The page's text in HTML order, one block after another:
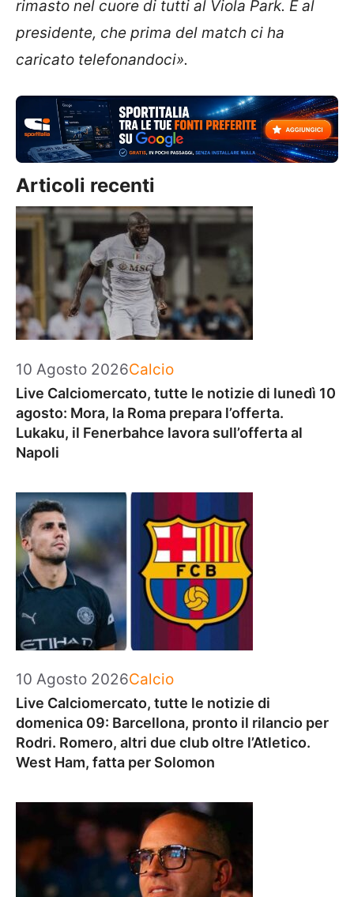
rimasto nel cuore di tutti al Viola Park. E al
presidente, che prima del match ci ha
caricato telefonandoci».
Articoli recenti
10 Agosto 2026Categorie
Calcio
Live Calciomercato, tutte le notizie di lunedì 10
agosto: Mora, la Roma prepara l’offerta.
Lukaku, il Fenerbahce lavora sull’offerta al
Napoli
10 Agosto 2026Categorie
Calcio
Live Calciomercato, tutte le notizie di
domenica 09: Barcellona, pronto il rilancio per
Rodri. Romero, altri due club oltre l’Atletico.
West Ham, fatta per Solomon